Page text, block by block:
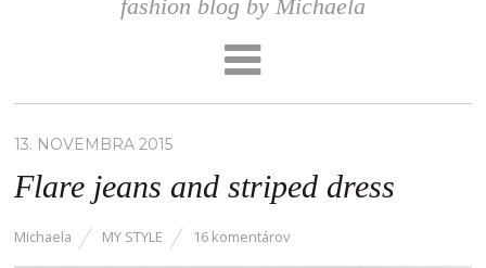
fashion blog by Michaela
13. NOVEMBRA 2015
Flare jeans and striped dress
Michaela MY STYLE 16 komentárov